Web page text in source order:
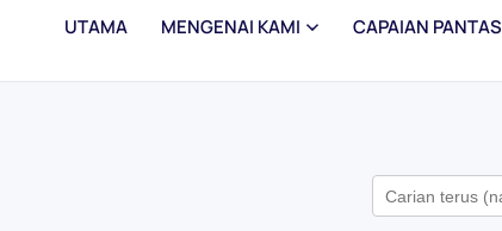
UTAMA MENGENAI KAMI CAPAIAN PANTAS